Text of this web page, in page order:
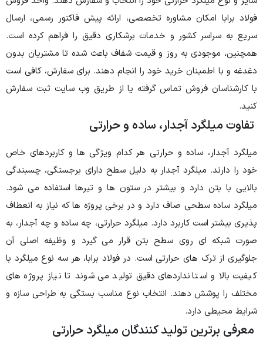
فولاد برابا امکان مشاوره تخصصی، ارائه پیش فاکتور رسمی، ارسال
سریع به سراسر کشور و خدمات برشکاری دقیق را فراهم کرده است.
همچنین، موجودی به روز و قیمت شفاف باعث شده تا مشتریان بدون
دغدغه و با اطمینان خرید خود را انجام دهند. برای سفارش، کافی است
با کارشناسان فروش تماس گرفته یا از طریق وب سایت ثبت سفارش
کنید.
تفاوت میلگرد آجدار، ساده و حرارتی
میلگرد آجدار، ساده و حرارتی هر کدام ویژگی ها و کاربردهای خاص
خود را دارند. میلگرد آجدار به دلیل سطح دارای برجستگی، چسبندگی
بالایی با بتن دارد و بیشتر در ستون ها و تیرها استفاده می شود.
میلگرد ساده سطحی صاف دارد و در برخی پروژه ها که نیاز به انعطاف
پذیری بیشتر است کاربرد دارد. میلگرد حرارتی، چه ساده و چه آجدار، به
صورت شبکه ای روی سطح بتن قرار می گیرد و وظیفه اصلی آن
جلوگیری از ترک های حرارتی است. در فولاد برابا، هر سه نوع میلگرد با
کیفیت بالا و استانداردهای دقیق تولید می شوند تا نیاز پروژه های
مختلف را پوشش دهند. انتخاب نوع مناسب بستگی به طراحی سازه و
شرایط محیطی دارد.
معرفی برترین تولید کنندگان میلگرد حرارتی